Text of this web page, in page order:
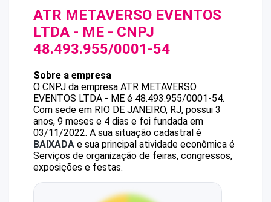
ATR METAVERSO EVENTOS
LTDA - ME - CNPJ
48.493.955/0001-54
Sobre a empresa
O CNPJ da empresa ATR METAVERSO
EVENTOS LTDA - ME é 48.493.955/0001-54.
Com sede em RIO DE JANEIRO, RJ, possui 3
anos, 9 meses e 4 dias e foi fundada em
03/11/2022. A sua situação cadastral é
BAIXADA e sua principal atividade econômica é
Serviços de organização de feiras, congressos,
exposições e festas.